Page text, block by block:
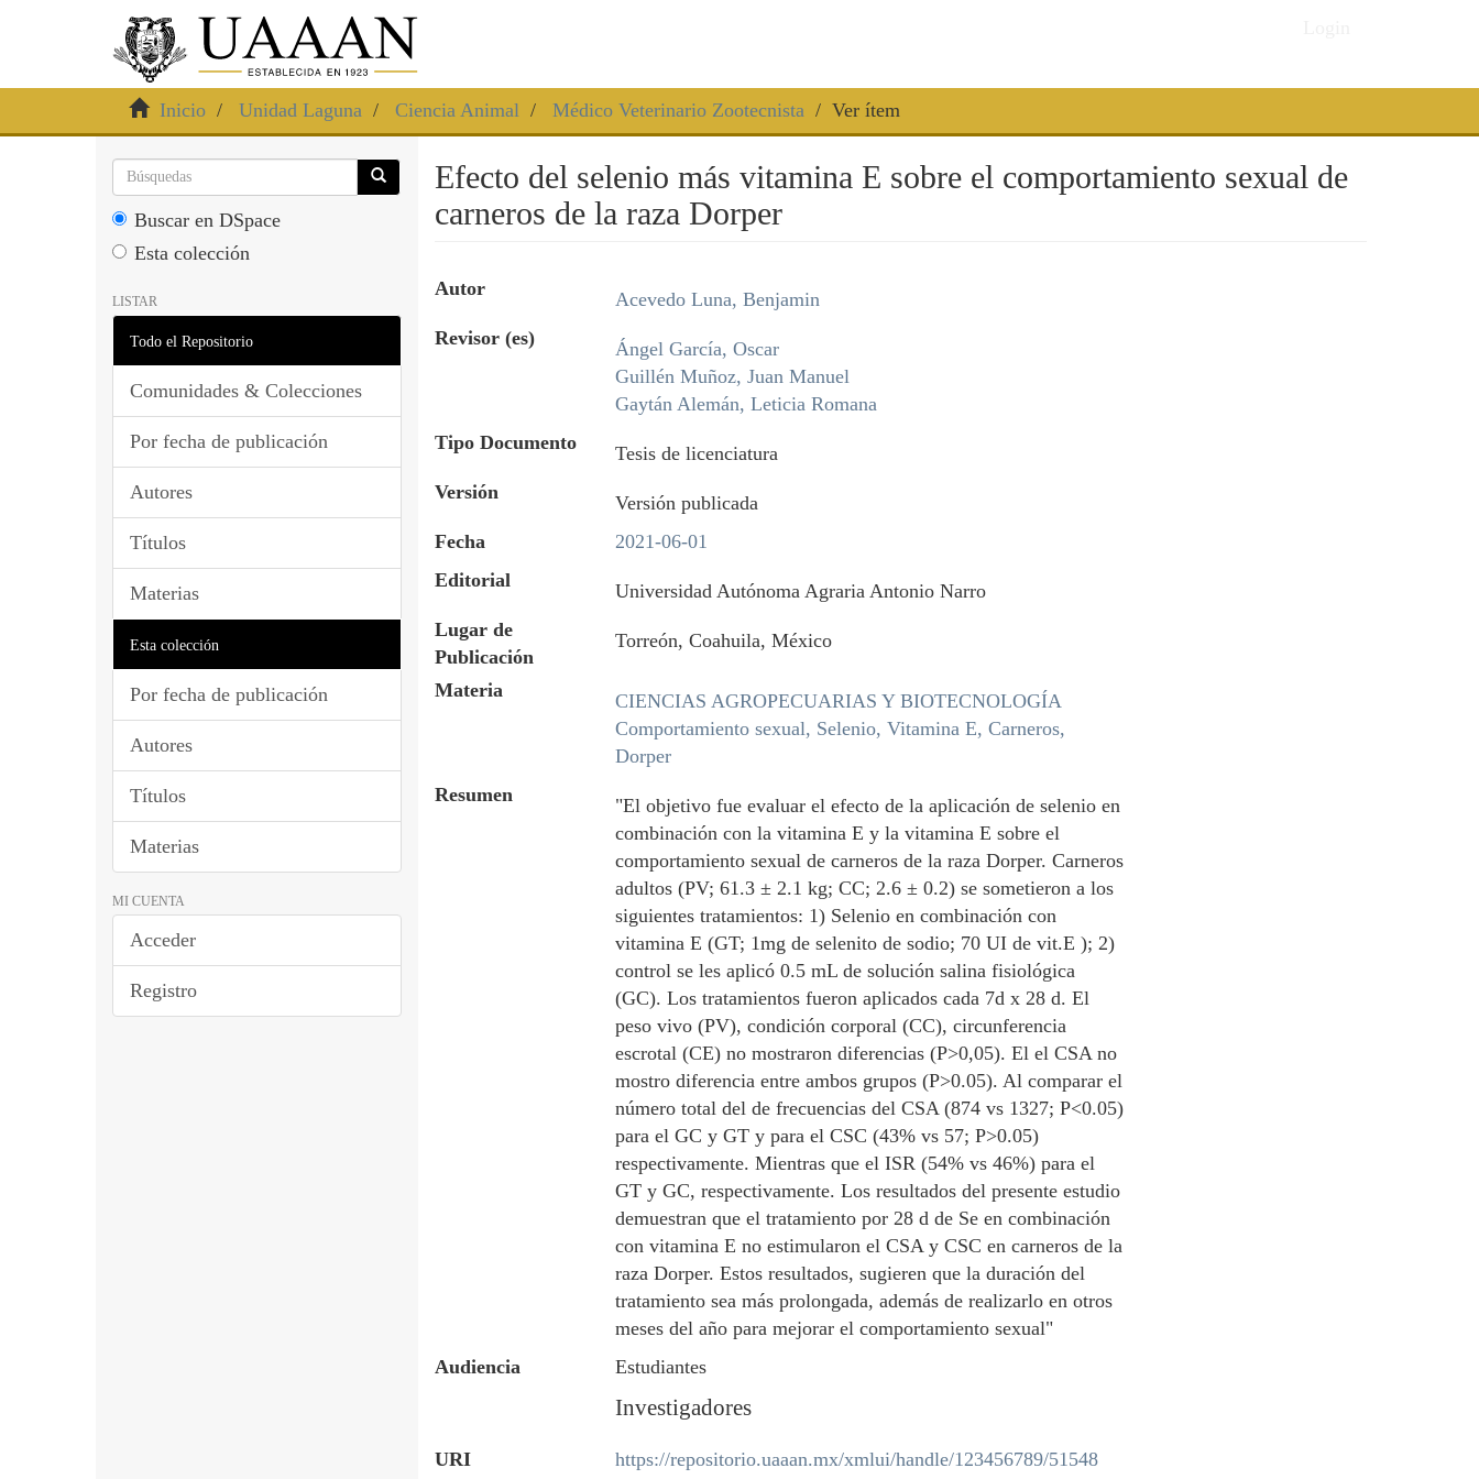
Inicio Unidad Laguna Ciencia Animal Médico Veterinario Zootecnista Ver ítem
Buscar en DSpace
Esta colección
LISTAR
Todo el Repositorio
Comunidades & Colecciones
Por fecha de publicación
Autores
Títulos
Materias
Esta colección
Por fecha de publicación
Autores
Títulos
Materias
MI CUENTA
Acceder
Registro
Efecto del selenio más vitamina E sobre el comportamiento sexual de
carneros de la raza Dorper
Autor
Acevedo Luna, Benjamin
Revisor (es)
Ángel García, Oscar
Guillén Muñoz, Juan Manuel
Gaytán Alemán, Leticia Romana
Tipo Documento
Tesis de licenciatura
Versión
Versión publicada
Fecha
2021-06-01
Editorial
Universidad Autónoma Agraria Antonio Narro
Lugar de
Publicación
Torreón, Coahuila, México
Materia
CIENCIAS AGROPECUARIAS Y BIOTECNOLOGÍA
Comportamiento sexual, Selenio, Vitamina E, Carneros,
Dorper
Resumen
"El objetivo fue evaluar el efecto de la aplicación de selenio en
combinación con la vitamina E y la vitamina E sobre el
comportamiento sexual de carneros de la raza Dorper. Carneros
adultos (PV; 61.3 ± 2.1 kg; CC; 2.6 ± 0.2) se sometieron a los
siguientes tratamientos: 1) Selenio en combinación con
vitamina E (GT; 1mg de selenito de sodio; 70 UI de vit.E ); 2)
control se les aplicó 0.5 mL de solución salina fisiológica
(GC). Los tratamientos fueron aplicados cada 7d x 28 d. El
peso vivo (PV), condición corporal (CC), circunferencia
escrotal (CE) no mostraron diferencias (P>0,05). El el CSA no
mostro diferencia entre ambos grupos (P>0.05). Al comparar el
número total del de frecuencias del CSA (874 vs 1327; P<0.05)
para el GC y GT y para el CSC (43% vs 57; P>0.05)
respectivamente. Mientras que el ISR (54% vs 46%) para el
GT y GC, respectivamente. Los resultados del presente estudio
demuestran que el tratamiento por 28 d de Se en combinación
con vitamina E no estimularon el CSA y CSC en carneros de la
raza Dorper. Estos resultados, sugieren que la duración del
tratamiento sea más prolongada, además de realizarlo en otros
meses del año para mejorar el comportamiento sexual"
Audiencia
Estudiantes
Investigadores
URI https://repositorio.uaaan.mx/xmlui/handle/123456789/51548